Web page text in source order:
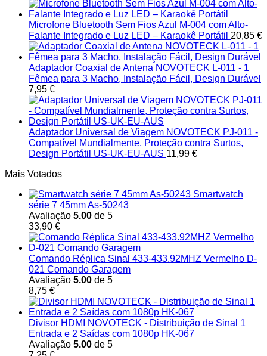
Microfone Bluetooth Sem Fios Azul M-004 com Alto-
Falante Integrado e Luz LED – Karaokê Portátil 20,85 €
Adaptador Coaxial de Antena NOVOTECK L-011 - 1
Fêmea para 3 Macho, Instalação Fácil, Design Durável
7,95 €
Adaptador Universal de Viagem NOVOTECK PJ-011 -
Compatível Mundialmente, Proteção contra Surtos,
Design Portátil US-UK-EU-AUS 11,99 €
Mais Votados
Smartwatch
série 7 45mm As-50243
Avaliação 5.00 de 5
33,90 €
Comando Réplica Sinal 433-433.92MHZ Vermelho D-
021 Comando Garagem
Avaliação 5.00 de 5
8,75 €
Divisor HDMI NOVOTECK - Distribuição de Sinal 1
Entrada e 2 Saídas com 1080p HK-067
Avaliação 5.00 de 5